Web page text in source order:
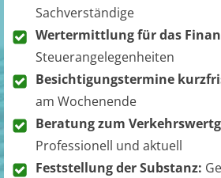
Sachverständige
Wertermittlung für das
Steuerangelegenheiten
Besichtigungstermine
am Wochenende
Beratung zum
Professionell und aktuell
Feststellung der Substanz: